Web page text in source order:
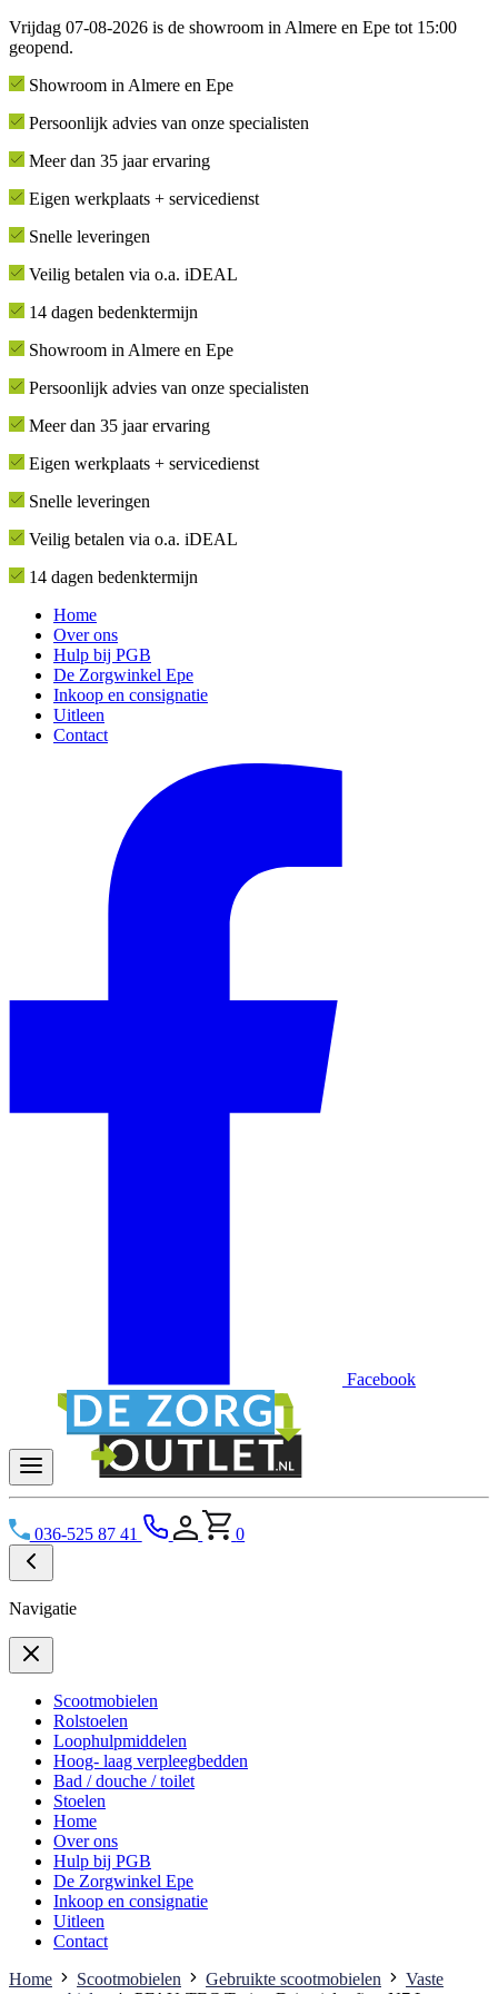
Vrijdag 07-08-2026 is de showroom in Almere en Epe tot 15:00
geopend.
Showroom in Almere en Epe
Persoonlijk advies van onze specialisten
Meer dan 35 jaar ervaring
Eigen werkplaats + servicedienst
Snelle leveringen
Veilig betalen via o.a. iDEAL
14 dagen bedenktermijn
Showroom in Almere en Epe
Persoonlijk advies van onze specialisten
Meer dan 35 jaar ervaring
Eigen werkplaats + servicedienst
Snelle leveringen
Veilig betalen via o.a. iDEAL
14 dagen bedenktermijn
Home
Over ons
Hulp bij PGB
De Zorgwinkel Epe
Inkoop en consignatie
Uitleen
Contact
Facebook
036-525 87 41 0
Navigatie
Scootmobielen
Rolstoelen
Loophulpmiddelen
Hoog- laag verpleegbedden
Bad / douche / toilet
Stoelen
Home
Over ons
Hulp bij PGB
De Zorgwinkel Epe
Inkoop en consignatie
Uitleen
Contact
Home
Scootmobielen Gebruikte scootmobielen
Vaste